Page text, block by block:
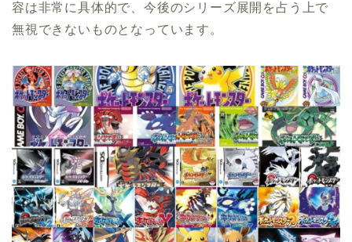
容は非常に具体的で、今後のシリーズ展開を占う上で
無視できないものとなっています。